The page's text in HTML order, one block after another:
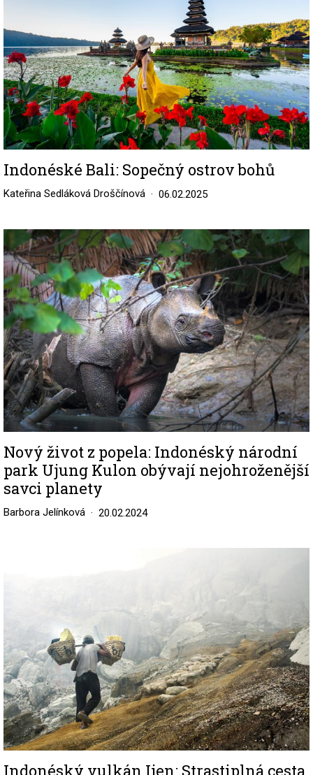
Indonéské Bali: Sopečný ostrov bohů
Kateřina Sedláková Droščínová 06.02.2025
Image
Nový život z popela: Indonéský národní
park Ujung Kulon obývají nejohroženější
savci planety
Barbora Jelínková 20.02.2024
Indonéský vulkán Ijen: Strastiplná cesta